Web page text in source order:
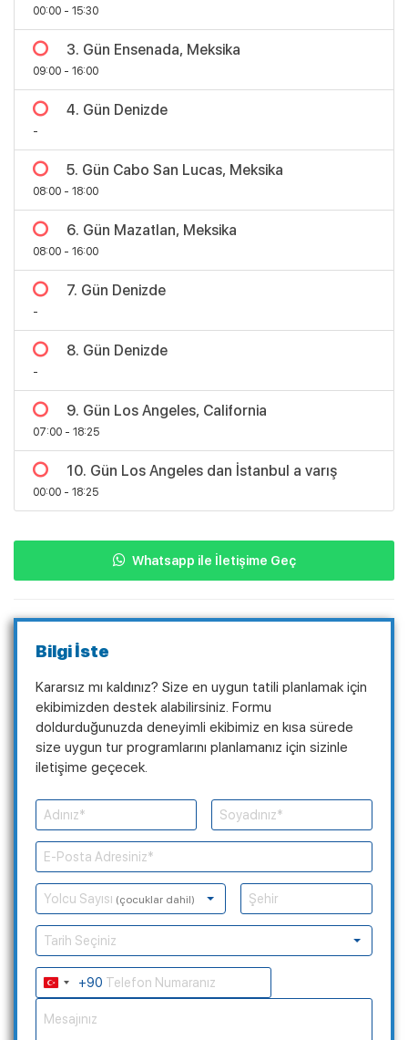
00:00 - 15:30
3. Gün Ensenada, Meksika
09:00 - 16:00
4. Gün Denizde
-
5. Gün Cabo San Lucas, Meksika
08:00 - 18:00
6. Gün Mazatlan, Meksika
08:00 - 16:00
7. Gün Denizde
-
8. Gün Denizde
-
9. Gün Los Angeles, California
07:00 - 18:25
10. Gün Los Angeles dan İstanbul a varış
00:00 - 18:25
Whatsapp ile İletişime Geç
Bilgi İste
Kararsız mı kaldınız? Size en uygun tatili planlamak için
ekibimizden destek alabilirsiniz. Formu
doldurduğunuzda deneyimli ekibimiz en kısa sürede
size uygun tur programlarını planlamanız için sizinle
iletişime geçecek.
Yolcu Sayısı (çocuklar dahil)
Tarih Seçiniz
Turkey+90